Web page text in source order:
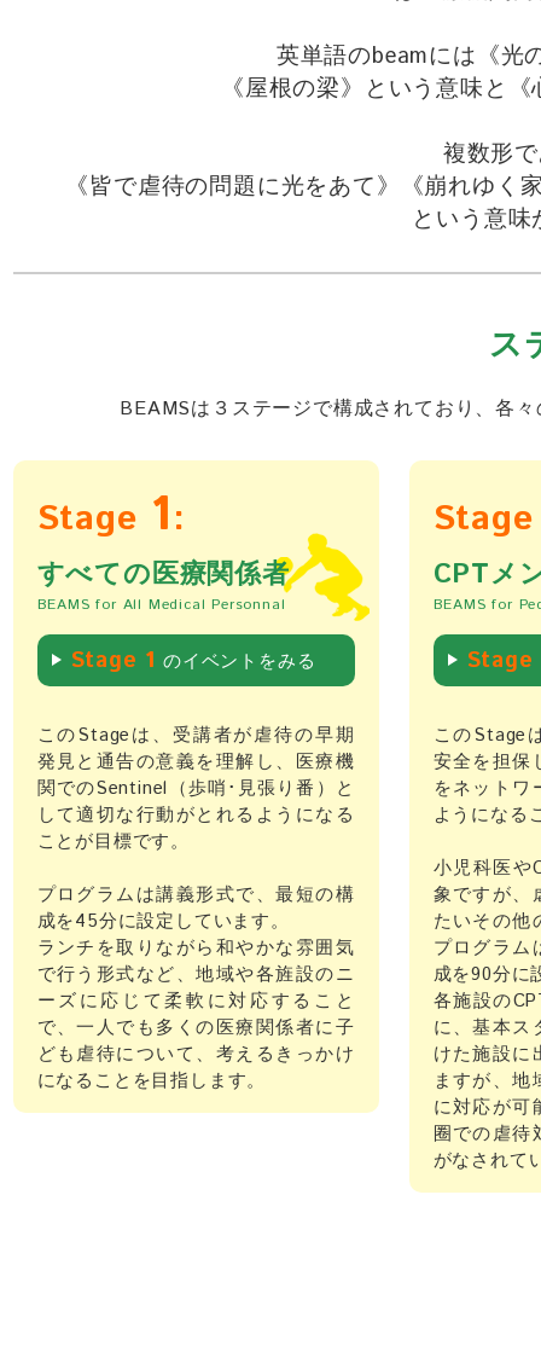
英単語のbeamには《光
《屋根の梁》という意味と
複数形
《皆で虐待の問題に光をあて》《崩れゆ
という意
ス
BEAMSは３ステージで構成されており、各
Stage 1:
すべての医療関係者
BEAMS for All Medical Personnal
Stage 1 のイベントをみる
このStageは、受講者が虐待の早期
発見と通告の意義を理解し、医療機
関でのSentinel（歩哨･見張り番）と
して適切な行動がとれるようになる
ことが目標です。
プログラムは講義形式で、最短の構
成を45分に設定しています。
ランチを取りながら和やかな雰囲気
で行う形式など、地域や各旌設のニ
ーズに応じて柔軟に対応すること
で、一人でも多くの医療関係者に子
ども虐待について、考えるきっかけ
になることを目指します。
CPTメ
BEAMS for
Stage
このStage
安全を担保
をネットワ
ようになる
小児科医や
象ですが、
たいその他
プログラム
成を90分に
各施設の
に、基本ス
けた施設に
ますが、地
に対応が可
圈での虐待
がなされて